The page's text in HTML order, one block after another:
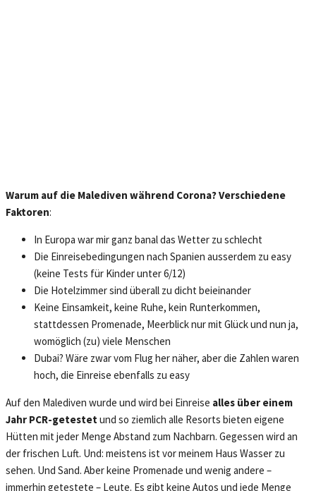
Warum auf die Malediven während Corona? Verschiedene
Faktoren:
In Europa war mir ganz banal das Wetter zu schlecht
Die Einreisebedingungen nach Spanien ausserdem zu easy
(keine Tests für Kinder unter 6/12)
Die Hotelzimmer sind überall zu dicht beieinander
Keine Einsamkeit, keine Ruhe, kein Runterkommen,
stattdessen Promenade, Meerblick nur mit Glück und nun ja,
womöglich (zu) viele Menschen
Dubai? Wäre zwar vom Flug her näher, aber die Zahlen waren
hoch, die Einreise ebenfalls zu easy
Auf den Malediven wurde und wird bei Einreise alles über einem
Jahr PCR-getestet und so ziemlich alle Resorts bieten eigene
Hütten mit jeder Menge Abstand zum Nachbarn. Gegessen wird an
der frischen Luft. Und: meistens ist vor meinem Haus Wasser zu
sehen. Und Sand. Aber keine Promenade und wenig andere –
immerhin getestete – Leute. Es gibt keine Autos und jede Menge